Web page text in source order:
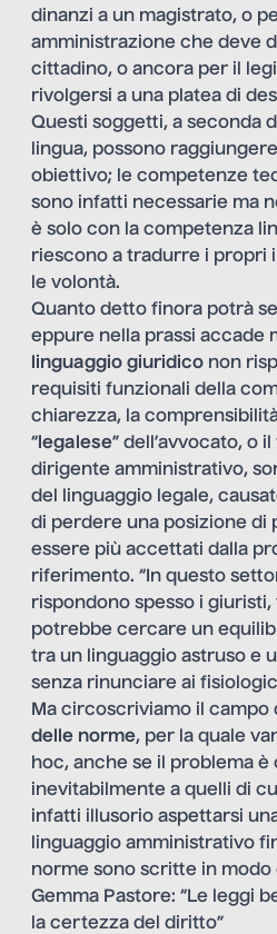
dinanzi a un magistrato, o
amministrazione che deve
cittadino, o ancora per il
rivolgersi a una platea di
Questi soggetti, a seconda
lingua, possono
obiettivo; le competenze
sono infatti necessarie ma
è solo con la competenza
riescono a tradurre i propri
le volontà.
Quanto detto finora potrà
eppure nella prassi accade
linguaggio giuridico non
requisiti funzionali della
chiarezza, la
“ legalese” dell’avvocato, o il
dirigente amministrativo,
del linguaggio legale,
di perdere una posizione di
essere più accettati dalla
riferimento. “In questo
rispondono spesso i
potrebbe cercare un
tra un linguaggio astruso e
senza rinunciare ai
Ma circoscriviamo il campo
delle norme, per la quale
hoc, anche se il problema è
inevitabilmente a quelli di
infatti illusorio aspettarsi
linguaggio amministrativo
norme sono scritte in modo
Gemma Pastore: “Le leggi
la certezza del diritto”